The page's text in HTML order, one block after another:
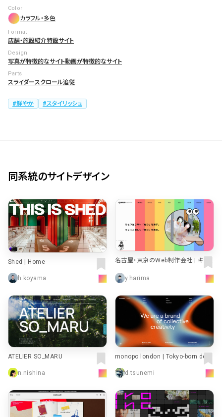
Color
カラフル・多色
Format
店舗・施設紹介特設サイト
Design
写真が特徴的なサイト動画が特徴的なサイト
Parts
スライダースクロール追従
鮮やか スタイリッシュ
同系統のサイトデザイン
Shed | Home
h.koyama
名古屋・東京のWeb制作会社 | キュ
ーコーポレーション株式会社（queue
corporation）
y.harima
ATELIER SO_MARU
n.nishina
monopo london | Tokyo-born desi
gn-driven creative agency.monop
o london
d.tsunemi